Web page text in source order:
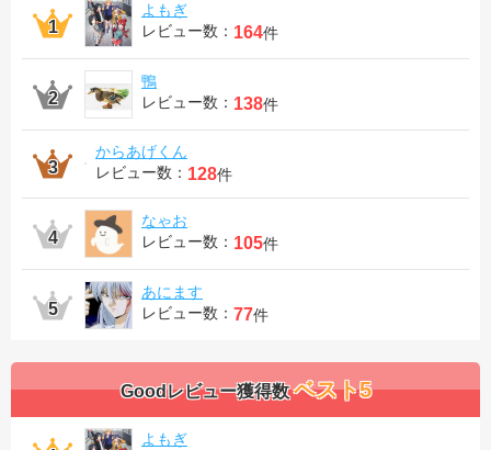
よもぎ
レビュー数： 164件
鴨
レビュー数： 138件
からあげくん
レビュー数： 128件
なゃお
レビュー数： 105件
あにます
レビュー数： 77件
Goodレビュー獲得数ベスト5
よもぎ